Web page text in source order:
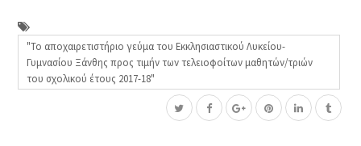
"Το αποχαιρετιστήριο γεύμα του Εκκλησιαστικού Λυκείου-
Γυμνασίου Ξάνθης προς τιμήν των τελειοφοίτων μαθητών/τριών
του σχολικού έτους 2017-18"